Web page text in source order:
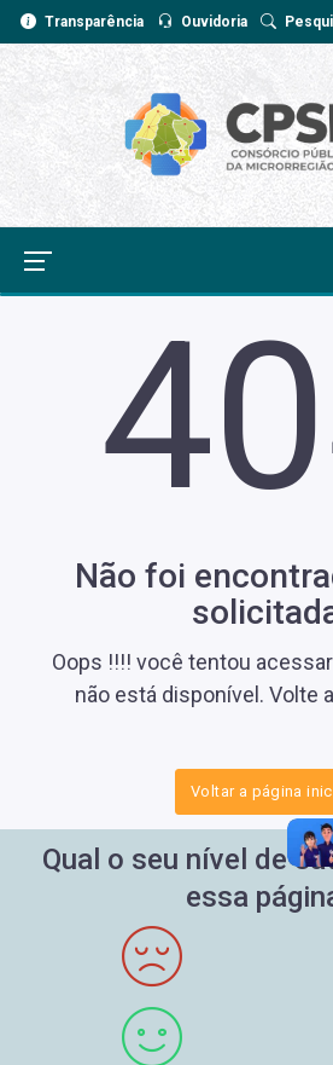
Transparência Ouvidoria
Não foi
Oops !!!! você tentou
não está disponível. Volte
Voltar a página
Qual o seu nível de
essa